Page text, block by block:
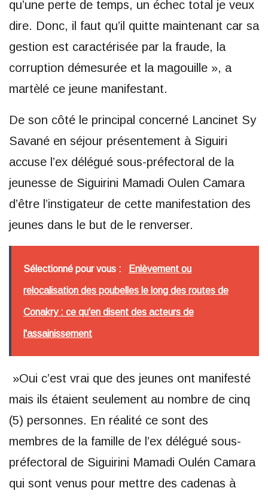
qu’une perte de temps, un échec total je veux
dire. Donc, il faut qu’il quitte maintenant car sa
gestion est caractérisée par la fraude, la
corruption démesurée et la magouille », a
martèlé ce jeune manifestant.
De son côté le principal concerné Lancinet Sy
Savané en séjour présentement à Siguiri
accuse l’ex délégué sous-préfectoral de la
jeunesse de Siguirini Mamadi Oulen Camara
d’être l’instigateur de cette manifestation des
jeunes dans le but de le renverser.
Sélectionné pour vous : Enlèvement ou
relocalisation des poubelles le long des routes de
Conakry : ce qu'en disent des acteurs de
l'assainissement
»Oui c’est vrai que des jeunes ont manifesté
mais ils étaient seulement au nombre de cinq
(5) personnes. En réalité ce sont des
membres de la famille de l’ex délégué sous-
préfectoral de Siguirini Mamadi Oulén Camara
qui sont venus pour mettre des cadenas à